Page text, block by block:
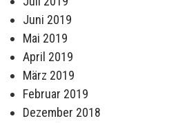
Juni 2019
Mai 2019
April 2019
März 2019
Februar 2019
Dezember 2018